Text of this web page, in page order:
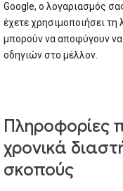
Google, ο λογαριασμός
έχετε χρησιμοποιήσει τη
μπορούν να αποφύγουν να
οδηγιών στο μέλλον.
Πληροφορίες
χρονικά
σκοπούς